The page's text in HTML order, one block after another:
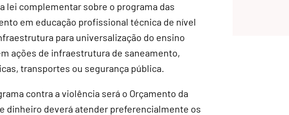
lei complementar sobre o programa das
em educação profissional técnica de nível
para universalização do ensino
ações de infraestrutura de saneamento,
transportes ou segurança pública.
contra a violência será o Orçamento da
dinheiro deverá atender preferencialmente os